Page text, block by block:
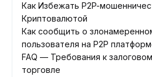
Как Избежать P2P-
Криптовалютой
Как сообщить о
пользователя на P2P
FAQ — Требования к
торговле